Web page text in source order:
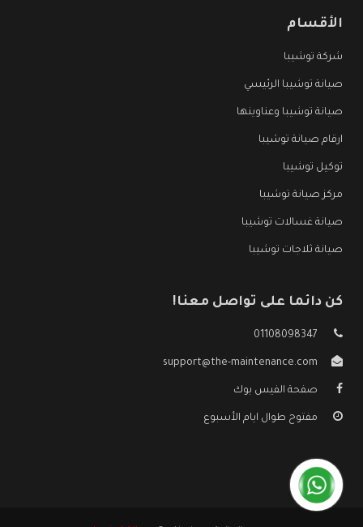
الأقسام
شركة توشيبا
صيانة توشيبا الرئيسي
صيانة توشيبا وعناوينها
ارقام صيانة توشيبا
توكيل توشيبا
مركز صيانة توشيبا
صيانة غسالات توشيبا
صيانة ثلاجات توشيبا
كن دائما على تواصل معنا!
01108098347
support@the-maintenance.com
صفحة الفيس بوك
مفتوح طوال ايام الأسبوع